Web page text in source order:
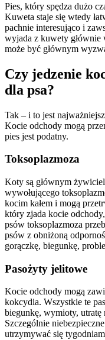
Pies, który spędza dużo
Kuweta staje się wtedy
pachnie interesująco i
wyjada z kuwety głównie
może być głównym
Czy jedzenie
dla psa?
Tak – i to jest
Kocie odchody mogą
pies jest podatny.
Toksoplazmoza
Koty są głównym
wywołującego
kocim kałem i mogą
który zjada kocie
psów toksoplazmoza
psów z obniżoną
gorączkę, biegunkę,
Pasożyty jelitowe
Kocie odchody mogą
kokcydia. Wszystkie te
biegunkę, wymioty, utratę
Szczególnie
utrzymywać się